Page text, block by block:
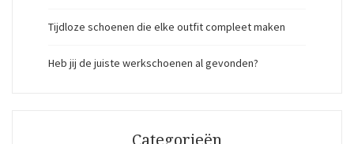
Tijdloze schoenen die elke outfit compleet maken
Heb jij de juiste werkschoenen al gevonden?